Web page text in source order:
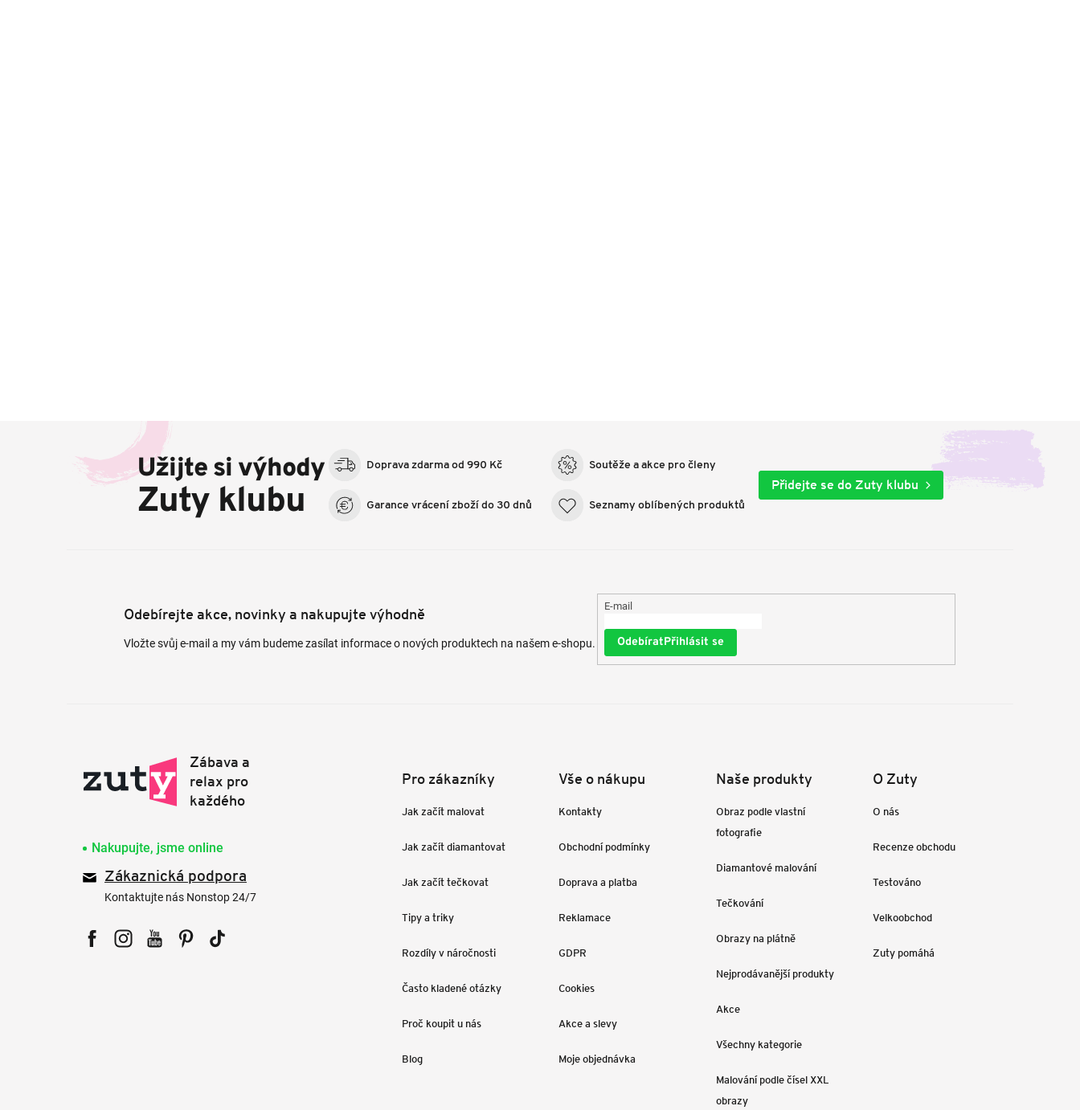
Užijte si výhody
Zuty klubu
Doprava zdarma od 990 Kč
Garance vrácení zboží do 30 dnů
Soutěže a akce pro členy
Seznamy oblíbených produktů
Přidejte se do Zuty klubu
Odebírejte akce, novinky a nakupujte výhodně
Vložte svůj e-mail a my vám budeme zasílat informace o nových produktech na našem e-shopu.
E-mail
Přihlásit se
Nakupujte, jsme online
Zákaznická podpora
Kontaktujte nás Nonstop 24/7
Pro zákazníky
Jak začít malovat
Jak začít diamantovat
Jak začít tečkovat
Tipy a triky
Rozdíly v náročnosti
Často kladené otázky
Proč koupit u nás
Blog
Vše o nákupu
Kontakty
Obchodní podmínky
Doprava a platba
Reklamace
GDPR
Cookies
Akce a slevy
Moje objednávka
Naše produkty
Obraz podle vlastní
fotografie
Diamantové malování
Tečkování
Obrazy na plátně
Nejprodávanější produkty
Akce
Všechny kategorie
Malování podle čísel XXL
obrazy
O Zuty
O nás
Recenze obchodu
Testováno
Velkoobchod
Zuty pomáhá